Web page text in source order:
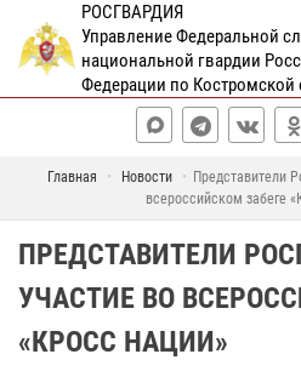
РОСГВАРДИЯ
Управление Федеральной
национальной гвардии
Федерации по Костромской
Главная Новости
Представители
всероссийском забеге
ПРЕДСТАВИТЕЛИ
УЧАСТИЕ ВО
«КРОСС НАЦИИ»